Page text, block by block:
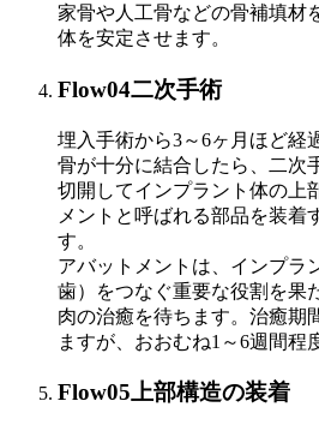
家骨や人工骨などの骨補填材
体を安定させます。
Flow04二次手術
埋入手術から3～6ヶ月ほど経
骨が十分に結合したら、二次
切開してインプラント体の上
メントと呼ばれる部品を装着
す。
アバットメントは、インプラ
歯）をつなぐ重要な役割を果
肉の治癒を待ちます。治癒期
ますが、おおむね1～6週間程
Flow05上部構造の装着